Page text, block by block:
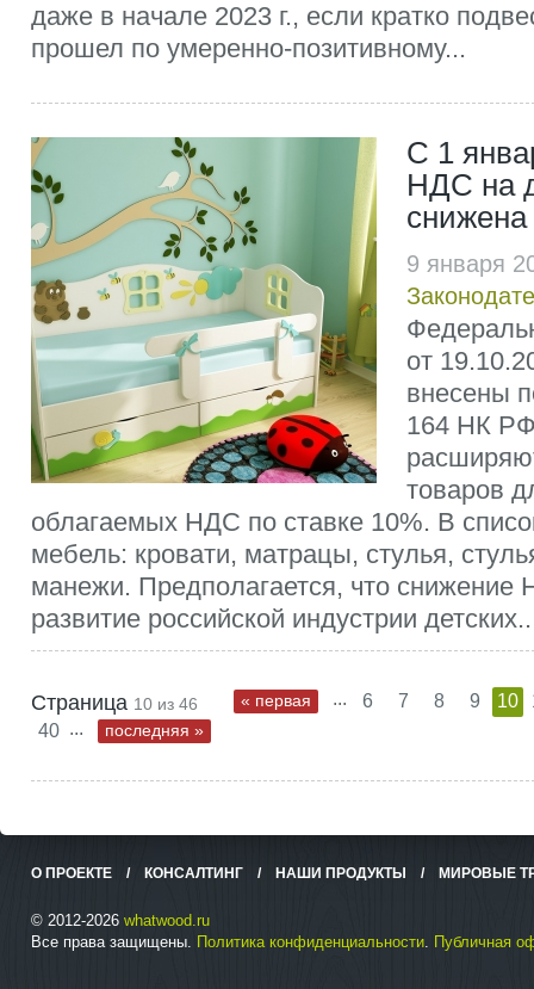
даже в начале 2023 г., если кратко
прошел по умеренно-позитивному...
С 1
НДС на
9 января
от
внесены
164 НК
товаров
облагаемых НДС по ставке 10%. В
мебель: кровати, матрацы, стулья,
манежи. Предполагается, что
развитие российской индустрии
Страница 10 из 46 « первая ... 6 7 8 9 10
40 ... последняя »
О ПРОЕКТЕ / КОНСАЛТИНГ / НАШИ ПРОДУКТЫ / МИРОВЫЕ
© 2012-2026 whatwood.ru
Все права защищены. Политика конфиденциальности. Публичная